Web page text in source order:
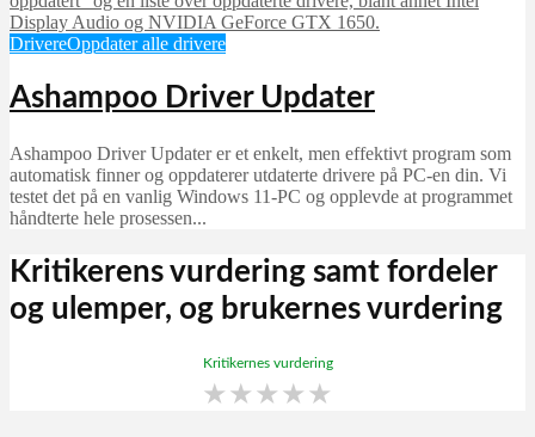
DrivereOppdater alle drivere
Ashampoo Driver Updater
Ashampoo Driver Updater er et enkelt, men effektivt program som
automatisk finner og oppdaterer utdaterte drivere på PC-en din. Vi
testet det på en vanlig Windows 11-PC og opplevde at programmet
håndterte hele prosessen...
Kritikerens vurdering samt fordeler
og ulemper, og brukernes vurdering
Kritikernes vurdering
★★★★★